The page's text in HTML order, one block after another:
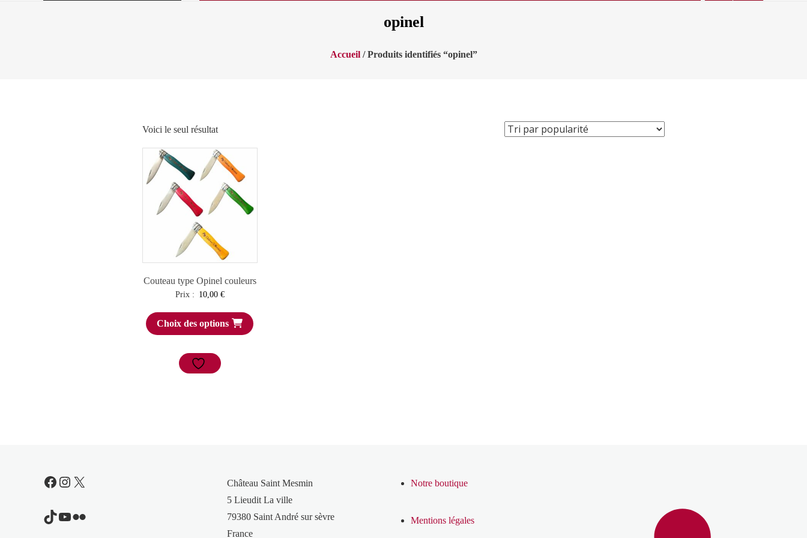
opinel
Accueil/ Produits identifiés “opinel”
Voici le seul résultat
Couteau type Opinel couleurs
Prix : 10,00 €
Choix des options
Facebook
Instagram
X
TikTok
YouTube
Flickr
Château Saint Mesmin
5 Lieudit La ville
79380 Saint André sur sèvre
France
Notre boutique
Mentions légales